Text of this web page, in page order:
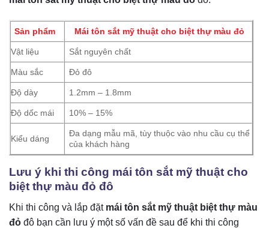
Sản phẩm Mái tôn sắt mỹ thuật cho biệt thự màu đỏ
Vật liệu Sắt nguyên chất
Màu sắc Đỏ đô
Độ dày 1.2mm – 1.8mm
Độ dốc mái 10% – 15%
Kiểu dáng
Đa dạng mẫu mã, tùy thuộc vào nhu cầu cụ thể
của khách hàng
Lưu ý khi thi công mái tôn sắt mỹ thuật cho
biệt thự màu đỏ đô
Khi thi công và lắp đặt mái tôn sắt mỹ thuật biệt thự màu
đỏ đô bạn cần lưu ý một số vấn đề sau để khi thi công